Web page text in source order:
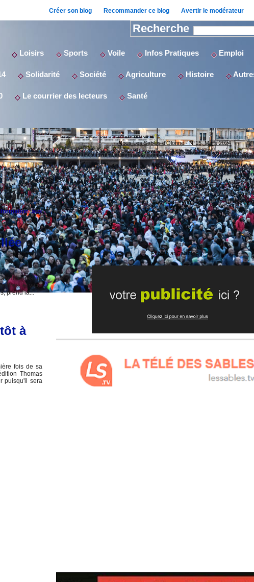
Créer son blog Recommander ce blog Avertir le modérateur
Recherche
Loisirs Sports Voile Infos Pratiques Emploi
Solidarité Société Agriculture Histoire
Le courrier des lecteurs Santé
scolaires
garçons et
Il se...
aux
de
et vice-
prend la...
à
fois de sa
Thomas
puisqu'il sera
Nous Les Sables d'Olonne - N°15, Mars 2024
Publish at Calameo